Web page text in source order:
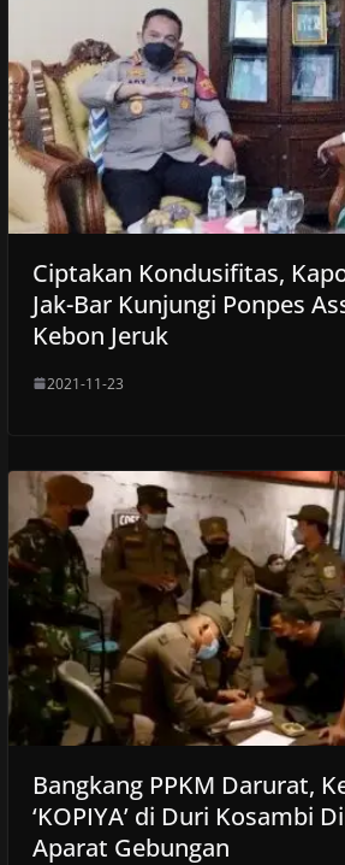
Ciptakan Kondusifitas,
Jak-Bar Kunjungi Ponpes
Kebon Jeruk
2021-11-23
Bangkang PPKM Darurat,
‘KOPIYA’ di Duri Kosambi
Aparat Gebungan